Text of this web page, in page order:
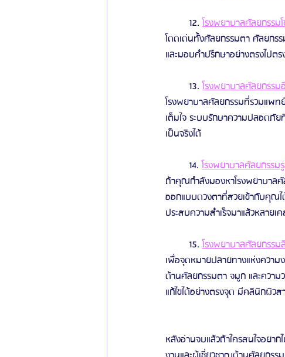
	12.
โรงพยาบาลศัลยกรรม
โดดเด่นทั้งศัลยกรรมตา ศัลยกร
และมอบคำปรึกษาอย่างตรงไปต
	13.
โรงพยาบาลศัลยกรรม
โรงพยาบาลศัลยกรรมที่รวมแพ
เต็มใจ ระบบรักษาความปลอดภั
เป็นจริงได้
	14.
โรงพยาบาลศัลยกรรม
ถ้าคุณกำลังมองหาโรงพยาบาล
ออกแบบดวงตาที่สวยเข้ากับคุณ
ประสบความสำเร็จมาแล้วหลาย
	15.
โรงพยาบาลศัลยกรรม
เพื่อจุดหมายปลายทางแห่งควา
ด้านศัลยกรรมตา จมูก และควา
แก้ไขได้อย่างตรงจุด มีคลินิกผิวส
หลังอ่านจบแล้วถ้าใครสนใจอยา